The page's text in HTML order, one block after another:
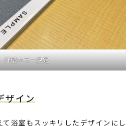
外壁カラー決定
ザイン
浴室もスッキリしたデザインにし